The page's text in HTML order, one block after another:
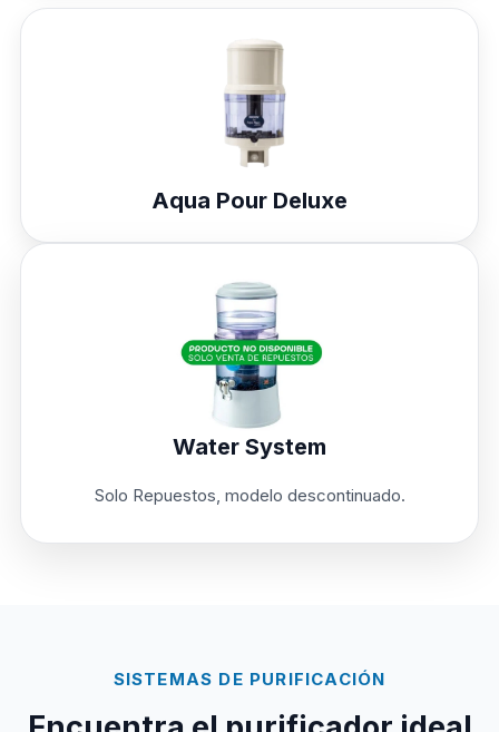
Aqua Pour Deluxe
Water System
Solo Repuestos, modelo descontinuado.
SISTEMAS DE PURIFICACIÓN